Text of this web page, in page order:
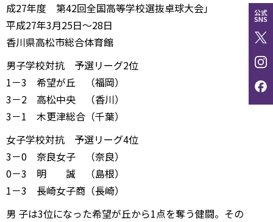
公式
SNS
成27年度 第42回全国高等学校選抜卓球大会」
平成27年3月25日～28日
香川県高松市総合体育館
男子学校対抗 予選リーグ2位
1－3 希望が丘 （福岡）
3－2 高松中央 （香川）
3－1 木更津総合（千葉）
女子学校対抗 予選リーグ4位
3－0 奈良女子 （奈良）
0－3 明 誠 （島根）
1－3 長崎女子商（長崎）
男 子は3位になった希望が丘から1点を奪う健闘。その